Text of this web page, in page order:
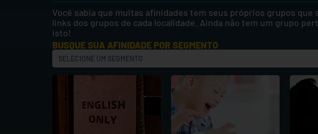
Você sabia que muitas afinidades tem seus próprios grupos
links dos grupos de cada localidade. Ainda não tem um grupo
isto!
BUSQUE SUA AFINIDADE POR SEGMENTO